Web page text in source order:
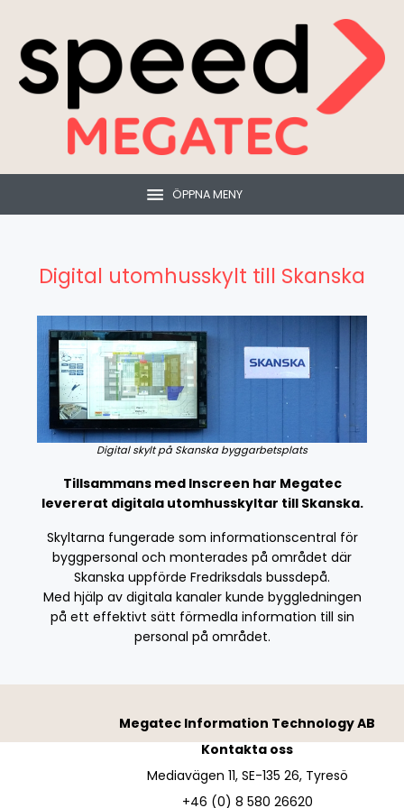
ÖPPNA MENY
Digital utomhusskylt till Skanska
Digital skylt på Skanska byggarbetsplats
Tillsammans med Inscreen har Megatec
levererat digitala utomhusskyltar till Skanska.
Skyltarna fungerade som informationscentral för
byggpersonal och monterades på området där
Skanska uppförde Fredriksdals bussdepå.
Med hjälp av digitala kanaler kunde byggledningen
på ett effektivt sätt förmedla information till sin
personal på området.
Megatec Information Technology AB
Kontakta oss
Mediavägen 11, SE-135 26, Tyresö
+46 (0) 8 580 26620